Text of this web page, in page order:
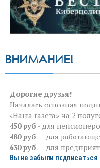
ВНИМАНИЕ!
Дорогие друзья!
Началась основная
«Наша газета» на 2
450 руб.- для
480 руб.— для
630 руб.— для
Вы не забыли подписаться